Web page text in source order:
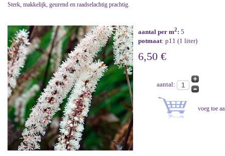
Sterk, makkelijk, geurend en raadselachtig prachtig.
aantal per m2: 5
potmaat: p11 (1 liter)
6,50 €
aantal: